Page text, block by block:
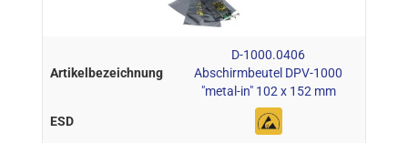
D-1000.0406
Abschirmbeutel DPV-1000
"metal-in" 102 x 152 mm